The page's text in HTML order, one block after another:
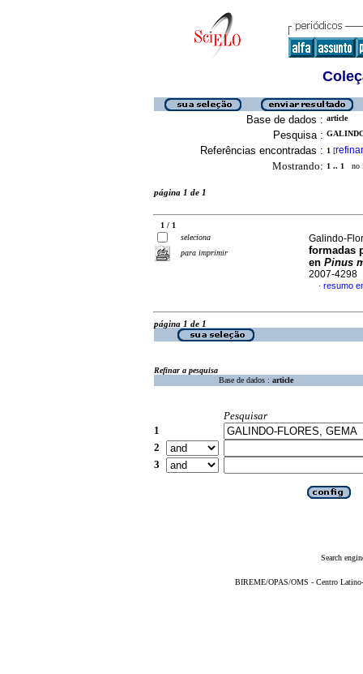
Base de dados : article
Pesquisa :
Referências encontradas : 1 [refinar
Mostrando: 1 .. 1 no
página 1 de 1
1 / 1
seleciona
para imprimir
Galindo-
formadas
en Pinus
2007-4298
· resumo
página 1 de 1
Refinar a pesquisa
Base de dados : article
Pesquisar
1
2
3
Search
BIREME/OPAS/OMS - Centro Latino-